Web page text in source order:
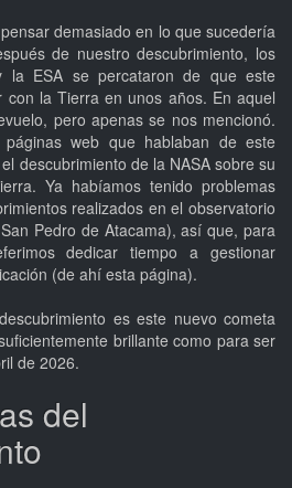
demasiado en lo que sucedería
de nuestro descubrimiento, los
la ESA se percataron de que este
con la Tierra en unos años. En aquel
pero apenas se nos mencionó.
web que hablaban de este
descubrimiento de la NASA sobre su
Ya habíamos tenido problemas
realizados en el observatorio
Pedro de Atacama), así que, para
dedicar tiempo a gestionar
(de ahí esta página).
es este nuevo cometa
brillante como para ser
de 2026.
del